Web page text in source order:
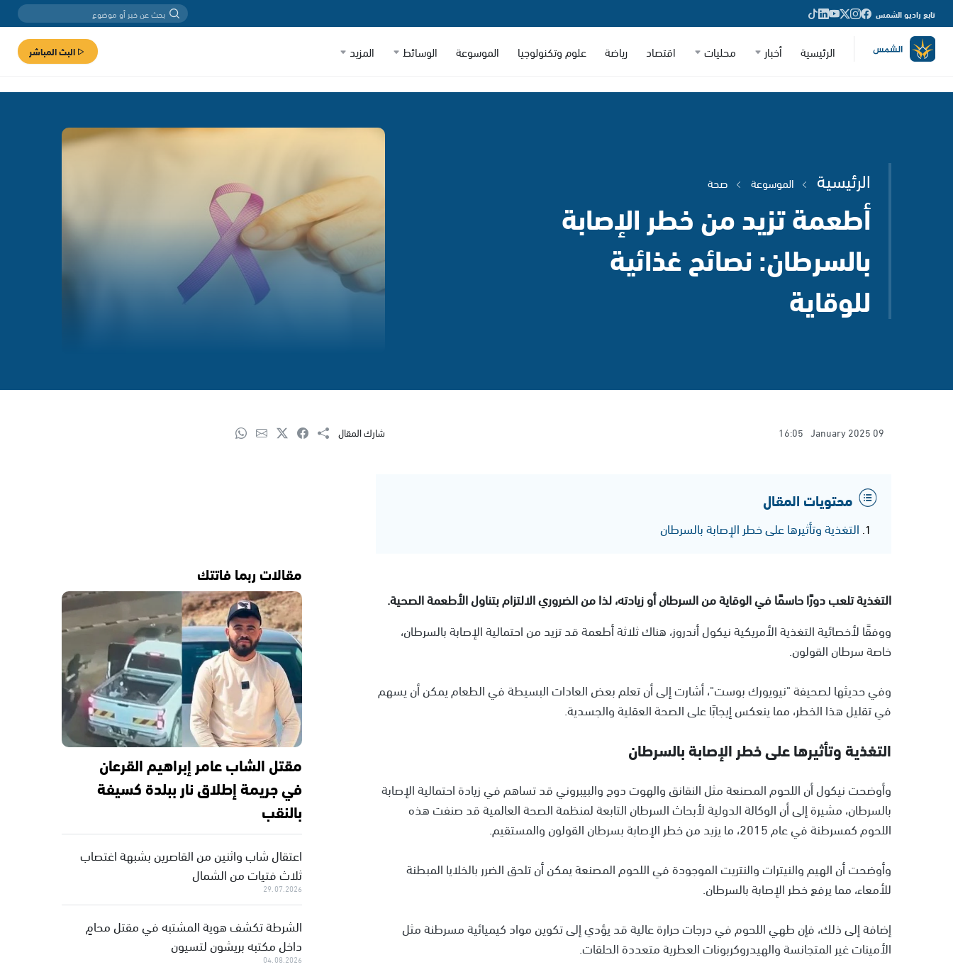
تابع راديو الشمس
الرئيسية أخبار محليات اقتصاد رياضة علوم وتكنولوجيا الموسوعة الوسائط المزيد البث المباشر
الرئيسية الموسوعة صحة
أطعمة تزيد من خطر الإصابة
بالسرطان: نصائح غذائية
للوقاية
09 January 2025
16:05 شارك المقال
محتويات المقال
التغذية وتأثيرها على خطر الإصابة بالسرطان
التغذية تلعب دورًا حاسمًا في الوقاية من السرطان أو زيادته، لذا من الضروري الالتزام بتناول الأطعمة الصحية.
ووفقًا لأخصائية التغذية الأمريكية نيكول أندروز، هناك ثلاثة أطعمة قد تزيد من احتمالية الإصابة بالسرطان،
خاصة سرطان القولون.
وفي حديثها لصحيفة "نيويورك بوست"، أشارت إلى أن تعلم بعض العادات البسيطة في الطعام يمكن أن يسهم
في تقليل هذا الخطر، مما ينعكس إيجابًا على الصحة العقلية والجسدية.
التغذية وتأثيرها على خطر الإصابة بالسرطان
وأوضحت نيكول أن اللحوم المصنعة مثل النقانق والهوت دوج والبيبروني قد تساهم في زيادة احتمالية الإصابة
بالسرطان، مشيرة إلى أن الوكالة الدولية لأبحاث السرطان التابعة لمنظمة الصحة العالمية قد صنفت هذه
اللحوم كمسرطنة في عام 2015، ما يزيد من خطر الإصابة بسرطان القولون والمستقيم.
وأوضحت أن الهيم والنيترات والنتريت الموجودة في اللحوم المصنعة يمكن أن تلحق الضرر بالخلايا المبطنة
للأمعاء، مما يرفع خطر الإصابة بالسرطان.
إضافة إلى ذلك، فإن طهي اللحوم في درجات حرارة عالية قد يؤدي إلى تكوين مواد كيميائية مسرطنة مثل
الأمينات غير المتجانسة والهيدروكربونات العطرية متعددة الحلقات.
مقالات ربما فاتتك
مقتل الشاب عامر إبراهيم القرعان
في جريمة إطلاق نار ببلدة كسيفة
بالنقب
اعتقال شاب واثنين من القاصرين بشبهة اغتصاب
ثلاث فتيات من الشمال
29.07.2026
الشرطة تكشف هوية المشتبه في مقتل محامٍ
داخل مكتبه بريشون لتسيون
04.08.2026